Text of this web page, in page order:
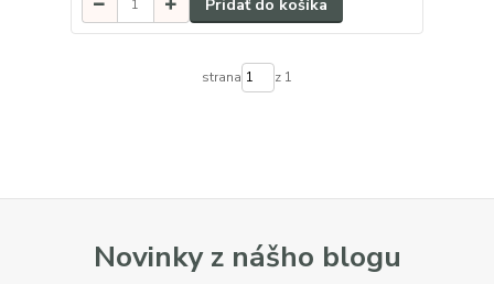
Pridať do košíka
strana z 1
Novinky z nášho blogu